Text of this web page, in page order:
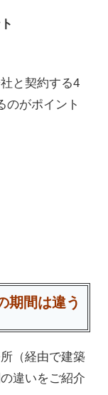
と契約する4
のがポイント
期間は違う
（経由で建築
違いをご紹介